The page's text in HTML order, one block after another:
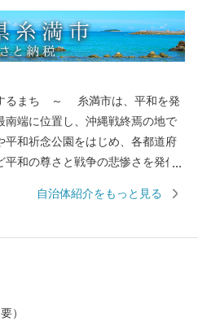
市は、平和を発
南端に位置し、沖縄戦終焉の地で
平和祈念公園をはじめ、各都道府
和の尊さと戦争の悲惨さを発信
ちです。糸満ハーレーや糸満大綱
事業により工業団地、新興住宅
ルの進出もあり、観光にも力を入
自治体紹介をもっと見る
）